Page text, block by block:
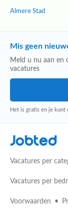
Almere Stad
Mis geen
Meld u nu aan en
vacatures
Het is gratis en je kunt
Jobted
Vacatures per
Vacatures per
Voorwaarden